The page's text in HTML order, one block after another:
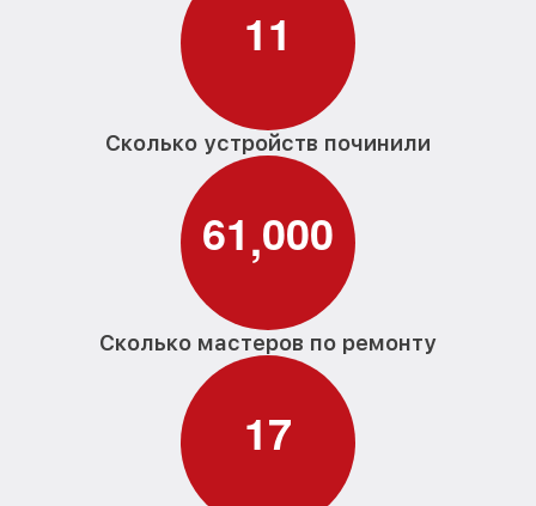
11
Сколько устройств починили
61,000
Сколько мастеров по ремонту
17